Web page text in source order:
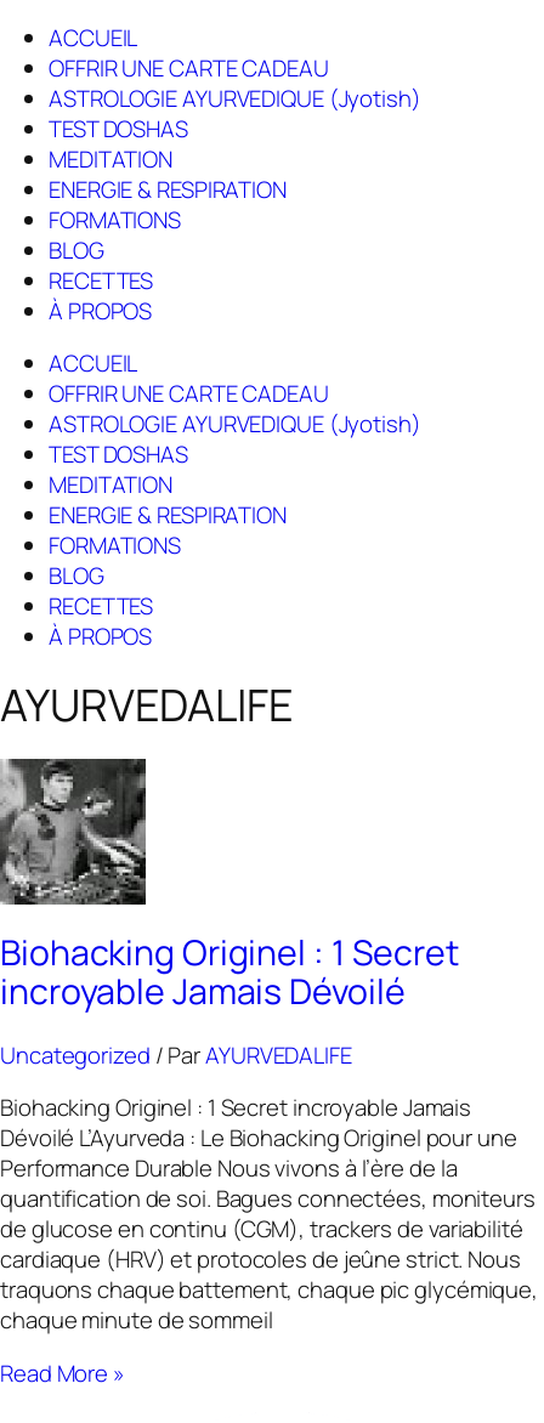
ACCUEIL
OFFRIR UNE CARTE CADEAU
ASTROLOGIE AYURVEDIQUE (Jyotish)
TEST DOSHAS
MEDITATION
ENERGIE & RESPIRATION
FORMATIONS
BLOG
RECETTES
À PROPOS
ACCUEIL
OFFRIR UNE CARTE CADEAU
ASTROLOGIE AYURVEDIQUE (Jyotish)
TEST DOSHAS
MEDITATION
ENERGIE & RESPIRATION
FORMATIONS
BLOG
RECETTES
À PROPOS
AYURVEDALIFE
Biohacking Originel : 1 Secret
incroyable Jamais Dévoilé
Uncategorized / ParAYURVEDALIFE
Biohacking Originel : 1 Secret incroyable Jamais
Dévoilé L’Ayurveda : Le Biohacking Originel pour une
Performance Durable Nous vivons à l’ère de la
quantification de soi. Bagues connectées, moniteurs
de glucose en continu (CGM), trackers de variabilité
cardiaque (HRV) et protocoles de jeûne strict. Nous
traquons chaque battement, chaque pic glycémique,
chaque minute de sommeil
Read More »